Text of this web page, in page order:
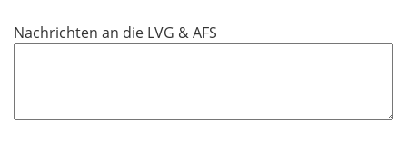
Nachrichten an die LVG & AFS